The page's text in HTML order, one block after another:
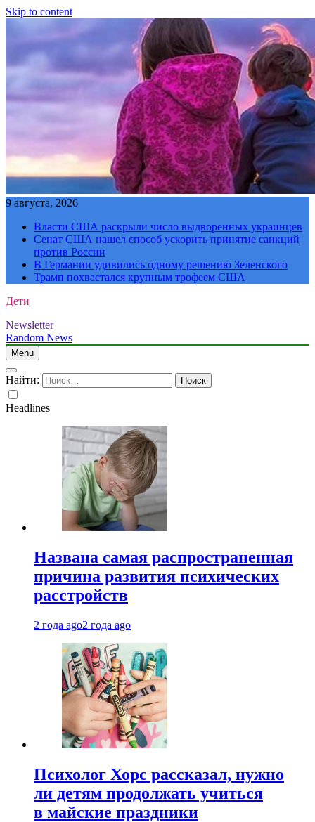
Skip to content
9 августа, 2026
Власти США раскрыли число выдворенных украинцев
Сенат США нашел способ ускорить принятие санкций
против России
В Германии удивились одному решению Зеленского
Трамп похвастался крупным трофеем США
Дети
Newsletter
Random News
Menu
Найти:
Headlines
Названа самая распространенная
причина развития психических
расстройств
2 года ago2 года ago
Психолог Хорс рассказал, нужно
ли детям продолжать учиться
в майские праздники